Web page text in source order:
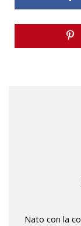
Nato con la